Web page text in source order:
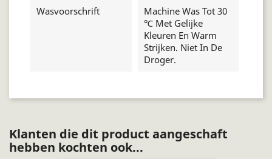
Wasvoorschrift
Machine Was Tot 30
℃ Met Gelijke
Kleuren En Warm
Strijken. Niet In De
Droger.
Klanten die dit product aangeschaft
hebben kochten ook...